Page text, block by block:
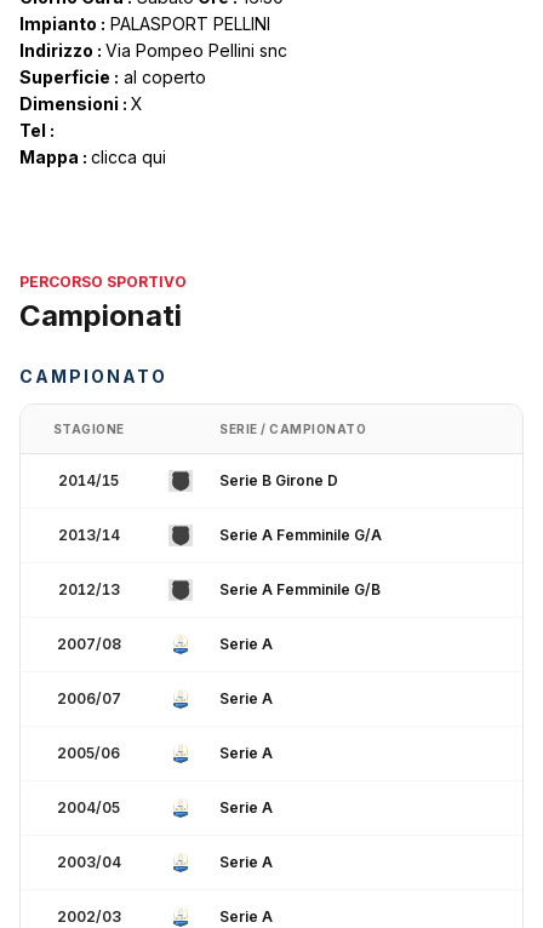
Impianto : PALASPORT PELLINI
Indirizzo : Via Pompeo Pellini snc
Superficie : al coperto
Dimensioni : X
Tel :
Mappa : clicca qui
PERCORSO SPORTIVO
Campionati
CAMPIONATO
STAGIONE SERIE / CAMPIONATO
2014/15 Serie B Girone D
2013/14 Serie A Femminile G/A
2012/13 Serie A Femminile G/B
2007/08 Serie A
2006/07 Serie A
2005/06 Serie A
2004/05 Serie A
2003/04 Serie A
2002/03 Serie A